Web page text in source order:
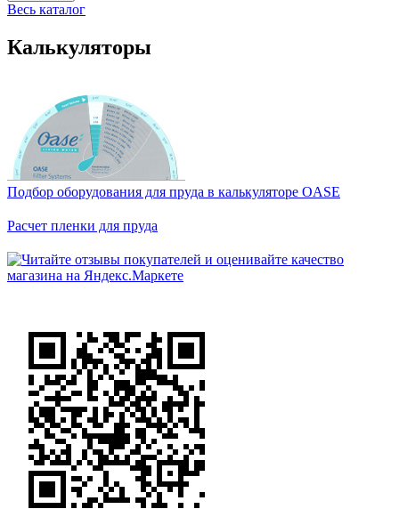
Весь каталог
Калькуляторы
Подбор оборудования для пруда в калькуляторе OASE
Расчет пленки для пруда